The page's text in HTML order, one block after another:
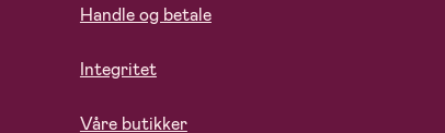
Handle og betale
Integritet
Våre butikker